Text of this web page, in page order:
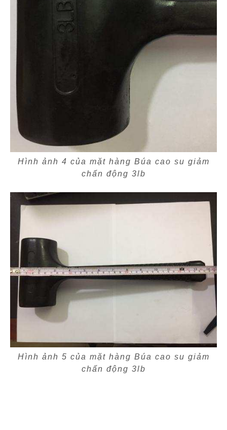
Hình ảnh 4 của mặt hàng Búa cao su giảm
chấn động 3lb
Hình ảnh 5 của mặt hàng Búa cao su giảm
chấn động 3lb